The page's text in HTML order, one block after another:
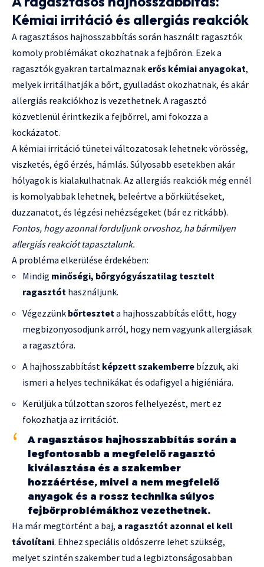
Kémiai irritáció és allergiás reakciók
A ragasztásos hajhosszabbítás során használt ragasztók
komoly problémákat okozhatnak a fejbőrön. Ezek a
ragasztók gyakran tartalmaznak erős kémiai anyagokat,
melyek irritálhatják a bőrt, gyulladást okozhatnak, és akár
allergiás reakciókhoz is vezethetnek. A ragasztó
közvetlenül érintkezik a fejbőrrel, ami fokozza a
kockázatot.
A kémiai irritáció tünetei változatosak lehetnek: vörösség,
viszketés, égő érzés, hámlás. Súlyosabb esetekben akár
hólyagok is kialakulhatnak. Az allergiás reakciók még ennél
is komolyabbak lehetnek, beleértve a bőrkiütéseket,
duzzanatot, és légzési nehézségeket (bár ez ritkább).
Fontos, hogy azonnal forduljunk orvoshoz, ha bármilyen
allergiás reakciót tapasztalunk.
A probléma elkerülése érdekében:
Mindig minőségi, bőrgyógyászatilag tesztelt
ragasztót használjunk.
Végezzünk bőrteszteta hajhosszabbítás előtt, hogy
megbizonyosodjunk arról, hogy nem vagyunk allergiásak
a ragasztóra.
A hajhosszabbítást képzett szakemberre bízzuk, aki
ismeri a helyes technikákat és odafigyel a higiéniára.
Kerüljük a túlzottan szoros felhelyezést, mert ez
fokozhatja az irritációt.
A ragasztásos hajhosszabbítás során a
legfontosabb a megfelelő ragasztó
kiválasztása és a szakember
hozzáértése, mivel a nem megfelelő
anyagok és a rossz technika súlyos
fejbőrproblémákhoz vezethetnek.
Ha már megtörtént a baj, a ragasztót azonnal el kell
távolítani. Ehhez speciális oldószerre lehet szükség,
melyet szintén szakember tud a legbiztonságosabban